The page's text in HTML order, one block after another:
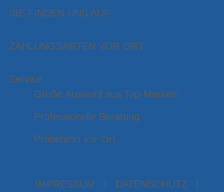
SIE FINDEN UNS AUF
ZAHLUNGSARTEN VOR ORT
Service
Große Auswahl aus Top-Marken
Professionelle Beratung
Probefahrt vor Ort
IMPRESSUM DATENSCHUTZ